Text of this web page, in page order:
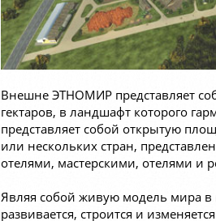
Внешне ЭТНОМИР представляет
гектаров, в ландшафт которого
представляет собой открытую
или нескольких стран,
отелями, мастерскими, отелями и
Являя собой живую модель мира
развивается, строится и